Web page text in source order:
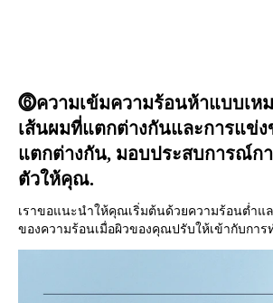
⓺ความเข้มความร้อนห้าแบบเห
เส้นผมที่แตกต่างกันและการแข่
แตกต่างกัน, มอบประสบการณ์ก
ตัวให้คุณ.
เราขอแนะนำให้คุณเริ่มต้นด้วยความร้อนต่ำแ
ของความร้อนเมื่อผิวของคุณปรับให้เข้ากับการ